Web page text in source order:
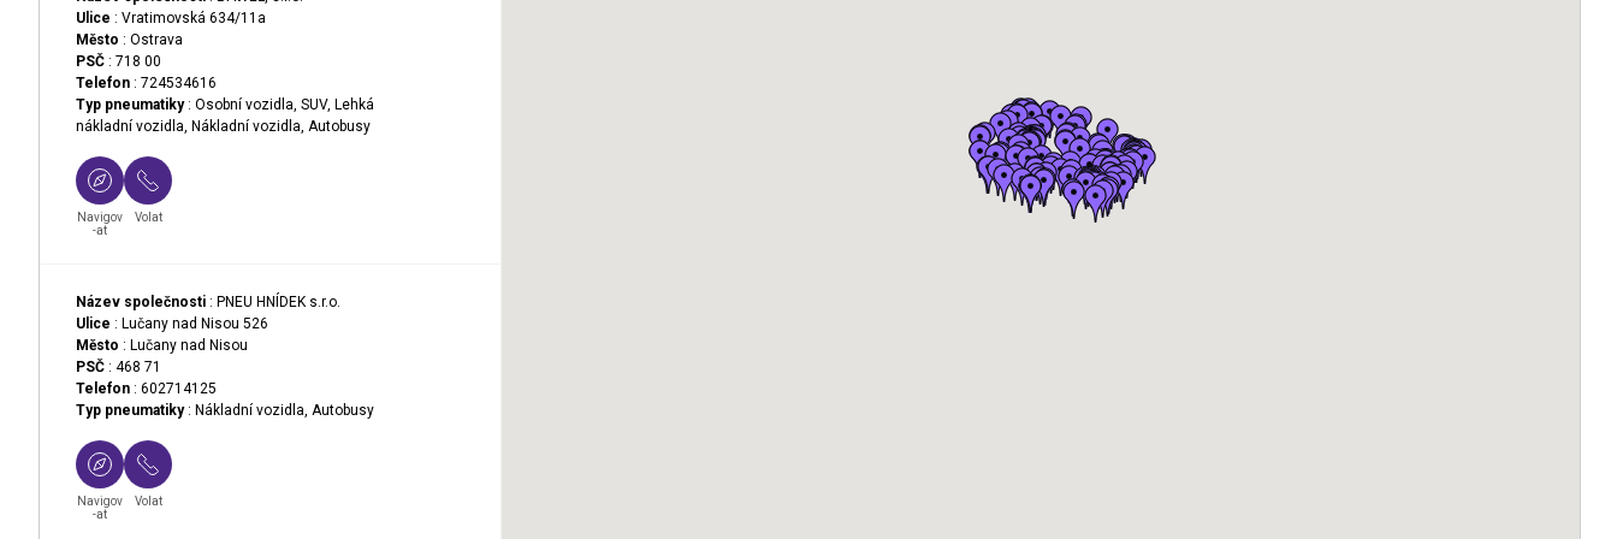
Ulice : Vratimovská 634/11a
Město : Ostrava
PSČ : 718 00
Telefon : 724534616
Typ pneumatiky: Osobní vozidla, SUV, Lehká
nákladní vozidla, Nákladní vozidla, Autobusy
Navigov
-at
Volat
Název společnosti : PNEU HNÍDEK s.r.o.
Ulice : Lučany nad Nisou 526
Město : Lučany nad Nisou
PSČ : 468 71
Telefon : 602714125
Typ pneumatiky: Nákladní vozidla, Autobusy
Navigov
-at
Volat